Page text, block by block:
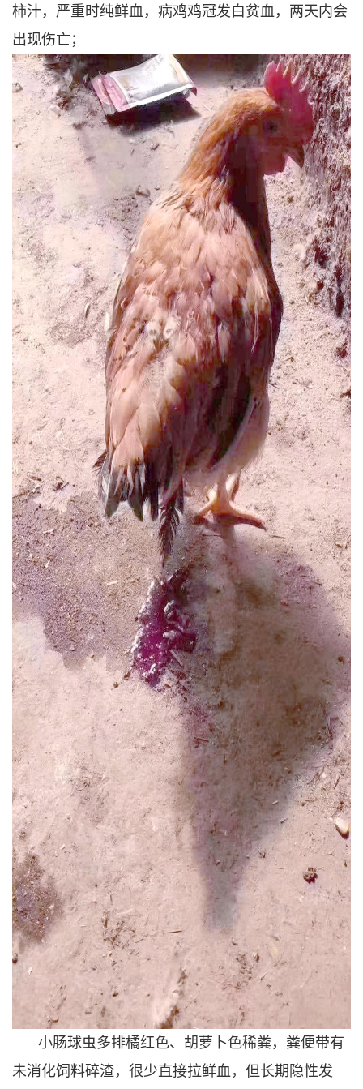
柿汁，严重时纯鲜血，病鸡鸡冠发白贫血，两天内会
出现伤亡；
小肠球虫多排橘红色、胡萝卜色稀粪，粪便带有
未消化饲料碎渣，很少直接拉鲜血，但长期隐性发